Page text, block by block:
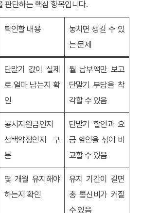
판단하는 핵심 항목입니다.
확인할 내용
놓치면 생길 수 있
는 문제
단말기 값이 실제
로 얼마 남는지 확
인
월 납부액만 보고
단말기 부담을 착
각할 수 있음
공시지원금인지
선택약정인지 구
분
단말기 할인과 요
금 할인을 섞어 비
교할 수 있음
몇 개월 유지해야
하는지 확인
유지 기간이 길면
총 통신비가 커질
수 있음